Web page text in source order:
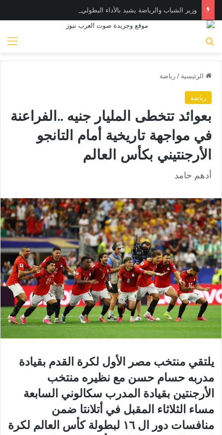
الرئيسية / رياضة
رياضة
بعوائد تتخطى المليار جنيه ..الفراعنة
في مواجهة تاريخية أمام التانجو
الأرجنتيني بكأس العالم
أدهم حامد
يلتقي منتخب مصر الأول لكرة القدم بقيادة
مدربه حسام حسن مع نظيره منتخب
الأرجنتين بقيادة المدرب سكالوني السابعة
مساء الثلاثاء المقبل في أتلانتا ضمن
منافسات دور ال ١٦ لبطولة كأس العالم لكرة